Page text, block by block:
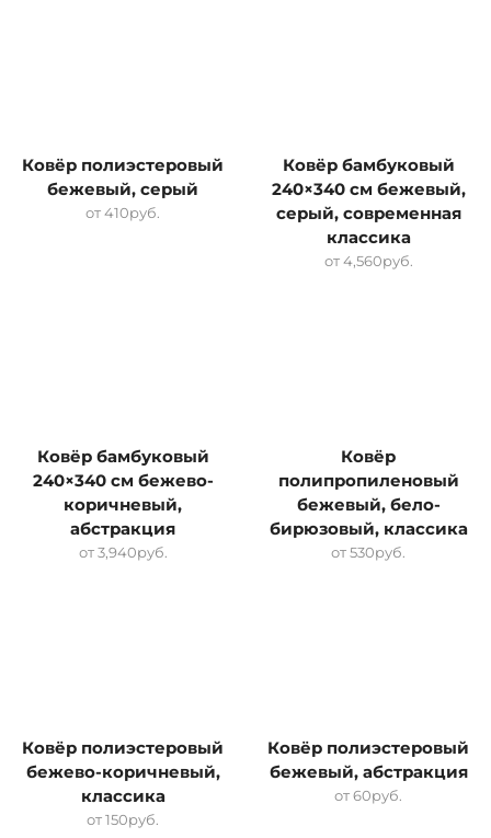
Ковёр полиэстеровый
бежевый, серый
от410руб.
Ковёр бамбуковый
240×340 см бежевый,
серый, современная
классика
от4,560руб.
Ковёр бамбуковый
240×340 см бежево-
коричневый,
абстракция
от3,940руб.
Ковёр
полипропиленовый
бежевый, бело-
бирюзовый, классика
от530руб.
Ковёр полиэстеровый
бежево-коричневый,
классика
от150руб.
Ковёр полиэстеровый
бежевый, абстракция
от60руб.